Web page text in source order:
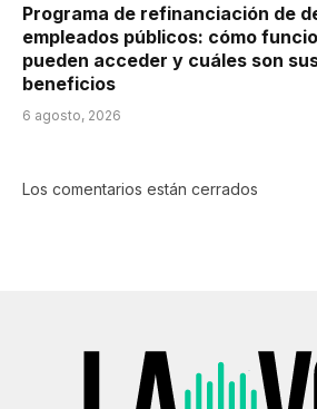
Programa de refinanciación de
empleados públicos: cómo
pueden acceder y cuáles son
beneficios
6 agosto, 2026
Los comentarios están cerrados